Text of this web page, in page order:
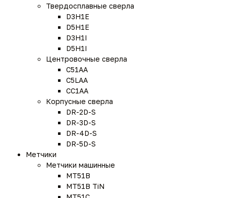
Твердосплавные сверла
D3H1E
D5H1E
D3H1I
D5H1I
Центровочные сверла
C51AA
C5LAA
CC1AA
Корпусные сверла
DR-2D-S
DR-3D-S
DR-4D-S
DR-5D-S
Метчики
Метчики машинные
MT51B
MT51B TiN